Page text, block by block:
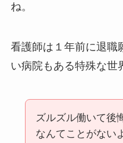
ね。
看護師は １年前に退職
い病院もある特殊な世
ズルズル働いて後
なんてことがない